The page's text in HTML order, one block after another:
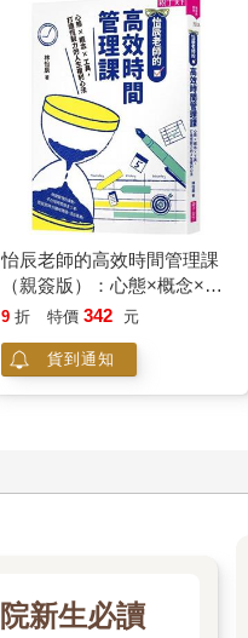
怡辰老師的高效時間管理課
（親簽版）：心態×概念×工
具，打造恆毅力的人生複利
9 折 特價 342 元
貨到通知
新生必讀